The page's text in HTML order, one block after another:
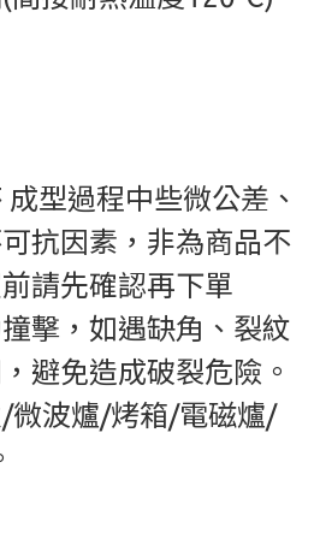
型過程中些微公差、
抗因素，非為商品不
請先確認再下單
擊，如遇缺角、裂紋
避免造成破裂危險。
微波爐/烤箱/電磁爐/